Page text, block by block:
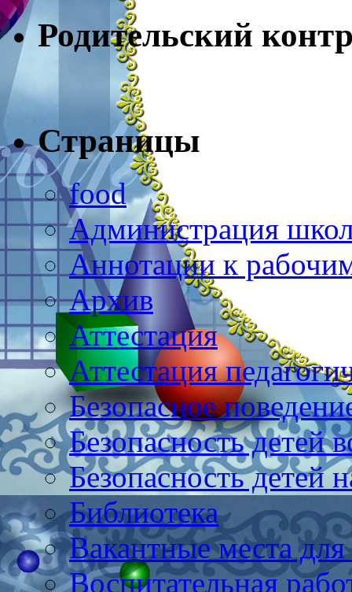
Родительский
Страницы
food
Администрация
Аннотации к
Архив
Аттестация
Аттестация
Безопасное
Безопасность детей
Безопасность детей
Библиотека
Вакантные места
Воспитательная